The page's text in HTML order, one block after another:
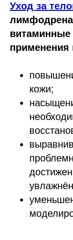
Уход за
применения
кожи;